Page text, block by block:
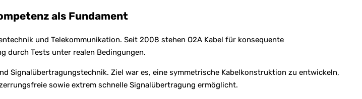
als Fundament
und Telekommunikation. Seit 2008 stehen O2A Kabel für konsequente
durch Tests unter realen Bedingungen.
Signalübertragungstechnik. Ziel war es, eine symmetrische Kabelkonstruktion zu entwickeln,
sowie extrem schnelle Signalübertragung ermöglicht.